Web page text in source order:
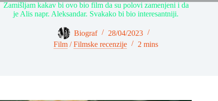
Zamišljam kakav bi ovo bio film da su polovi zamenjeni i da
je Alis napr. Aleksandar. Svakako bi bio interesantniji.
Biograf
28/04/2023
Film/Filmske recenzije 2 mins